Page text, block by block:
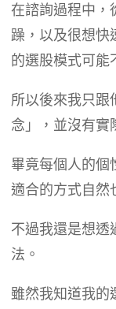
在諮詢過程中，
躁，以及很想快
的選股模式可能
所以後來我只跟
念」，並沒有實
畢竟每個人的個
適合的方式自然
不過我還是想透
法。
雖然我知道我的